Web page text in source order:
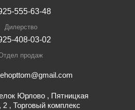
555-63-48
Дилерство
408-03-02
продаж
Юрлово , Пятницкая
2 , Торговый комплекс